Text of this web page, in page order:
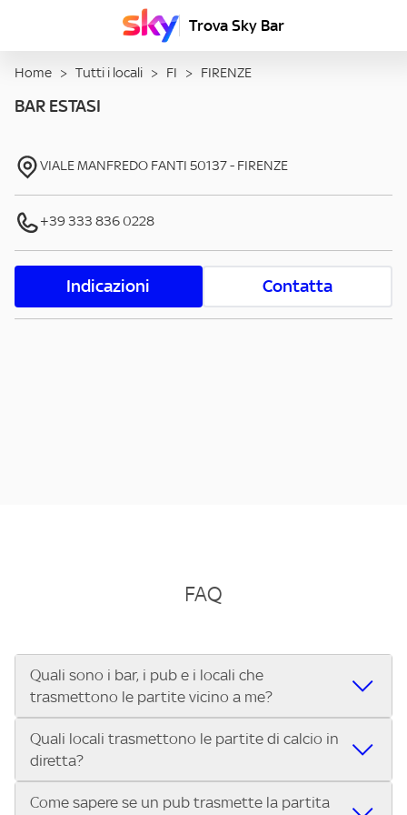
Trova Sky Bar
Home > Tutti i locali > FI > FIRENZE
BAR ESTASI
VIALE MANFREDO FANTI 50137- FIRENZE
+39 333 836 0228
Indicazioni Contatta
FAQ
Quali sono i bar, i pub e i locali che
trasmettono le partite vicino a me?
Se cerchi un bar, pub, ristorante o locale vicino a te per
vedere le partite di Serie A ENILIVE, la Serie C Sky Wifi, la
UEFA Champions League, la UEFA Europa League, la UEFA
Conference League, il Tennis, la Formula 1®, la MotoGP™ e
Quali locali trasmettono le partite di calcio in
diretta?
Vuoi sapere quali bar, pub o ristoranti mostrano le partite
Come sapere se un pub trasmette la partita